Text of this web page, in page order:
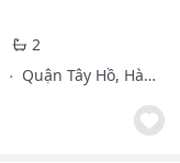
2
Quận Tây Hồ, Hà